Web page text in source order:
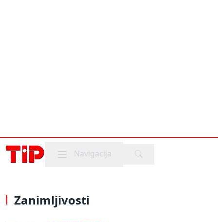
Mobile menu
Navigacija
Zanimljivosti